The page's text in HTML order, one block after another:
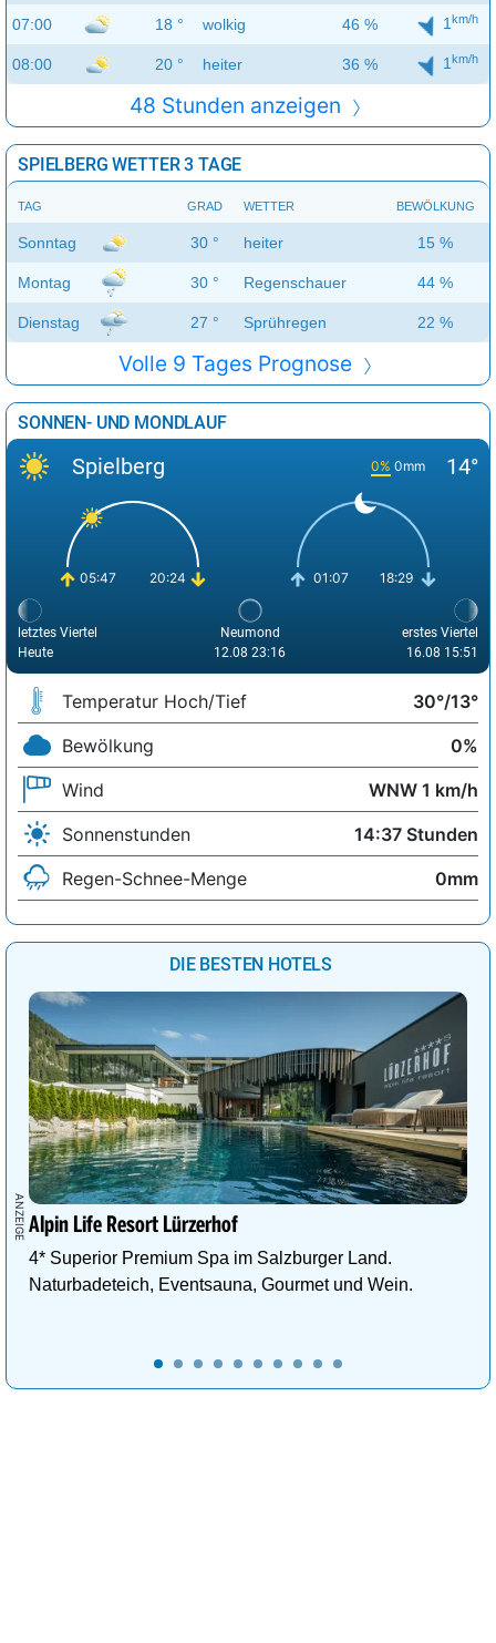
07:00 18 ° wolkig 46 % 1 km/h
08:00 20 ° heiter 36 % 1 km/h
48 Stunden anzeigen
SPIELBERG WETTER 3 TAGE
TAG GRAD WETTER BEWÖLKUNG
Sonntag 30 ° heiter 15 %
Montag 30 ° Regenschauer 44 %
Dienstag 27 ° Sprühregen 22 %
Volle 9 Tages Prognose
SONNEN- UND MONDLAUF
Spielberg 0% 0mm 14°
05:47 20:24 01:07 18:29
letztes Viertel
Heute
Neumond
12.08 23:16
erstes Viertel
16.08 15:51
Temperatur Hoch/Tief
30°/13°
Bewölkung
0%
Wind
WNW 1 km/h
Sonnenstunden
14:37 Stunden
Regen-Schnee-Menge
0mm
DIE BESTEN HOTELS
Alpin Life Resort Lürzerhof
4* Superior Premium Spa im Salzburger Land.
Naturbadeteich, Eventsauna, Gourmet und Wein.